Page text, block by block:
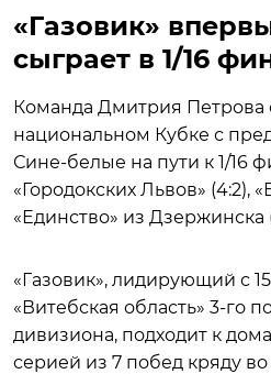
«Газовик»
сыграет в 1/16
Команда Дмитрия Петрова
национальном Кубке с
Сине-белые на пути к 1/16
«Городокских Львов» (4:2),
«Единство» из Дзержинска
«Газовик», лидирующий с
«Витебская область» 3-го
дивизиона, подходит к
серией из 7 побед кряду во